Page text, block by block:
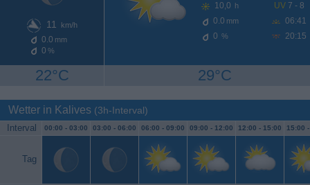
11 km/h
0.0 mm
0 %
22°C
10,0 h
0.0 mm
0 %
UV 7 - 8
06:41
20:15
29°C
Wetter in Kalives (3h-Interval)
Interval 00:00 - 03:00 03:00 - 06:00 06:00 - 09:00 09:00 - 12:00 12:00 - 15:00 15:00
Tag